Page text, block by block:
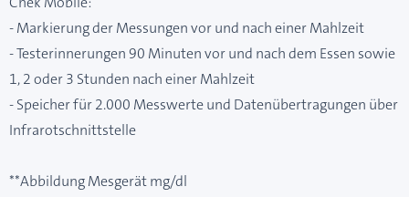
- Markierung der Messungen vor und nach einer Mahlzeit
- Testerinnerungen 90 Minuten vor und nach dem Essen sowie
1, 2 oder 3 Stunden nach einer Mahlzeit
- Speicher für 2.000 Messwerte und Datenübertragungen über
Infrarotschnittstelle
**Abbildung Mesgerät mg/dl